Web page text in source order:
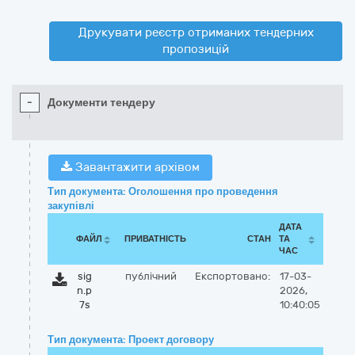
Друкувати реєстр отриманих тендерних
пропозицій
- Документи тендеру
Завантажити архівом
Тип документа: Оголошення про проведення
закупівлі
ФАЙЛ ПРИВАТНІСТЬ СТАН
ДАТА
ТА
ЧАС
sig
n.p
7s
публічний Експортовано:
17-03-
2026,
10:40:05
Тип документа: Проект договору